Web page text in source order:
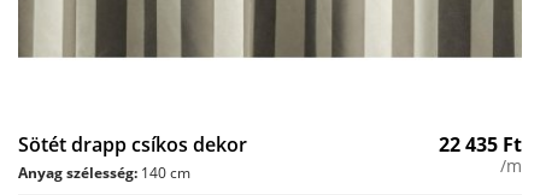
Sötét drapp csíkos dekor 22 435 Ft
/m
Anyag szélesség: 140 cm